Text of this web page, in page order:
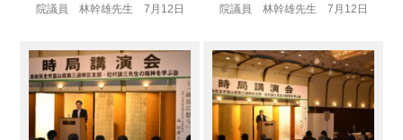
院議員 林幹雄先生 7月12日
院議員 林幹雄先生 7月12日